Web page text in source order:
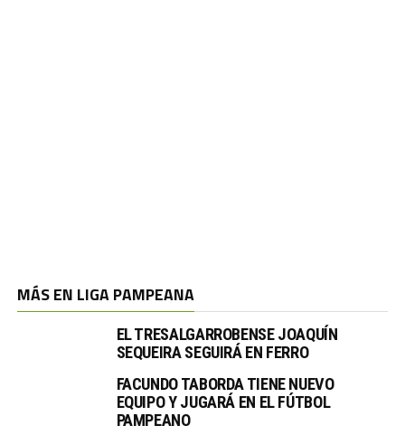
MÁS EN LIGA PAMPEANA
EL TRESALGARROBENSE JOAQUÍN
SEQUEIRA SEGUIRÁ EN FERRO
FACUNDO TABORDA TIENE NUEVO
EQUIPO Y JUGARÁ EN EL FÚTBOL
PAMPEANO